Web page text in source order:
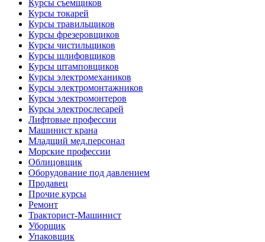
Курсы съемщиков
Курсы токарей
Курсы травильщиков
Курсы фрезеровщиков
Курсы чистильщиков
Курсы шлифовщиков
Курсы штамповщиков
Курсы электромехаников
Курсы электромонтажников
Курсы электромонтеров
Курсы электрослесарей
Лифтовые профессии
Машинист крана
Младщий мед.персонал
Морские профессии
Облицовщик
Оборудование под давлением
Продавец
Прочие курсы
Ремонт
Тракторист-Машинист
Уборщик
Упаковщик